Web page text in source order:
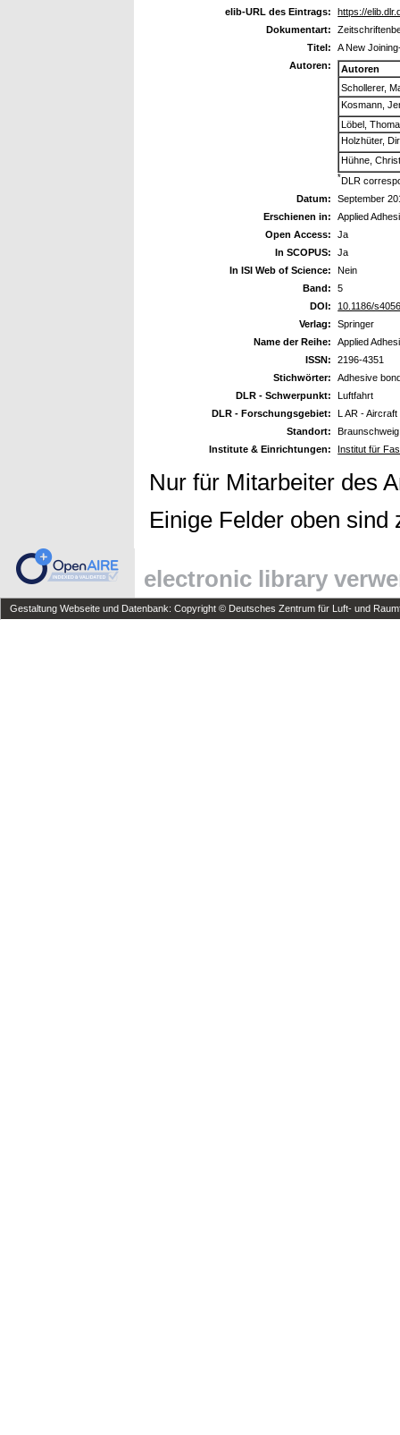
elib-URL des Eintrags:
https://
Dokumentart:
Titel:
A New
Autoren:
Autoren
Schollerer,
Kosmann,
Löbel,
Holzhüter,
Hühne,
*DLR
Datum:
September
Erschienen in:
Applied
Open Access:
Ja
In SCOPUS:
Ja
In ISI Web of Science:
Nein
Band:
5
DOI:
10.1186/
Verlag:
Springer
Name der Reihe:
Applied
ISSN:
2196-4351
Stichwörter:
Adhesive
DLR - Schwerpunkt:
Luftfahrt
DLR - Forschungsgebiet:
L AR -
Standort:
Braunschweig
Institute & Einrichtungen:
Institut für
Nur für Mitarbeiter des
Einige Felder oben
electronic library
Gestaltung Webseite und Datenbank: Copyright © Deutsches Zentrum für Luft- und